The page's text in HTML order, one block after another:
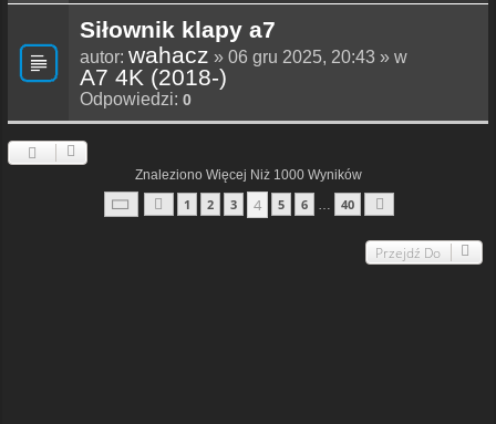
Siłownik klapy a7
autor: wahacz » 06 gru 2025, 20:43 » w
A7 4K (2018-)
Odpowiedzi: 0
Znaleziono Więcej Niż 1000 Wyników
Strona Z 40
Poprzednia
1 2 3 4 5 6 40
Przejdź Do